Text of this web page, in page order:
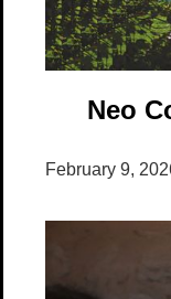
Neo
February 9,